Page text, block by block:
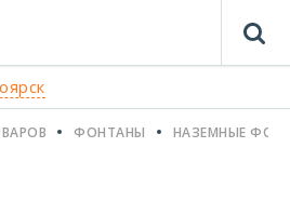
ФОНТАНЫ НАЗЕМНЫЕ